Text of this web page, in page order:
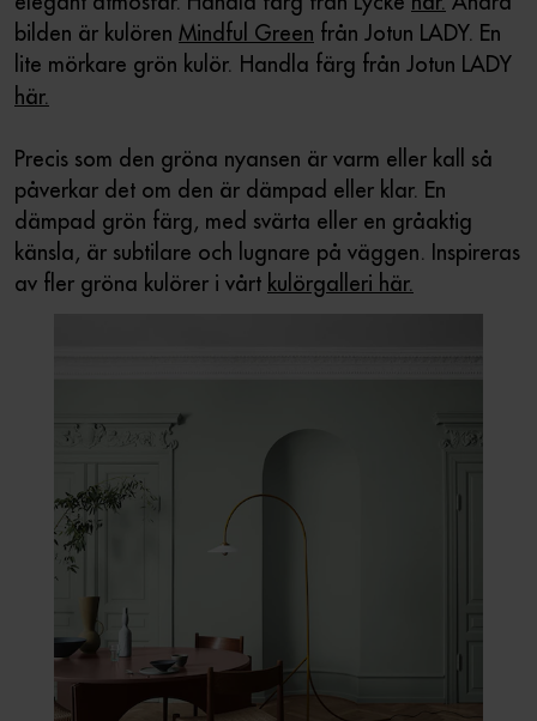
bilden är kulören Mindful Green från Jotun LADY. En
lite mörkare grön kulör. Handla färg från Jotun LADY
här.
Precis som den gröna nyansen är varm eller kall så
påverkar det om den är dämpad eller klar. En
dämpad grön färg, med svärta eller en gråaktig
känsla, är subtilare och lugnare på väggen. Inspireras
av fler gröna kulörer i vårt kulörgalleri här.